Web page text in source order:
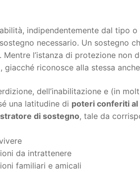
indipendentemente dal tipo
necessario. Un sostegno
. Mentre l’istanza di protezione
giacché riconosce alla stessa
dell’inabilitazione e (in
una latitudine di poteri conferiti al
di sostegno, tale da
da intrattenere
familiari e amicali